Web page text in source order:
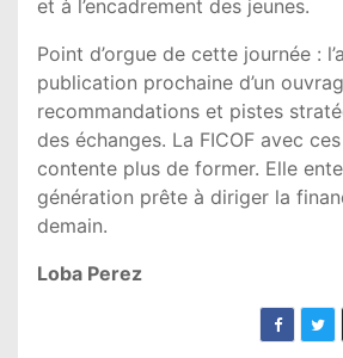
et à l’encadrement des jeunes.
Point d’orgue de cette journée :
publication prochaine d’un
recommandations et pistes
des échanges. La FICOF avec
contente plus de former. Elle
génération prête à diriger la
demain.
Loba Perez